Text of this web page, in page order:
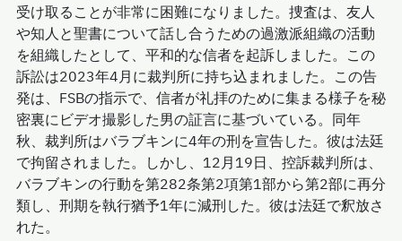
受け取ることが非常に困難になりました。捜査は、友人
や知人と聖書について話し合うための過激派組織の活動
を組織したとして、平和的な信者を起訴しました。この
訴訟は2023年4月に裁判所に持ち込まれました。この告
発は、FSBの指示で、信者が礼拝のために集まる様子を秘
密裏にビデオ撮影した男の証言に基づいている。同年
秋、裁判所はバラブキンに4年の刑を宣告した。彼は法廷
で拘留されました。しかし、12月19日、控訴裁判所は、
バラブキンの行動を第282条第2項第1部から第2部に再分
類し、刑期を執行猶予1年に減刑した。彼は法廷で釈放さ
れた。